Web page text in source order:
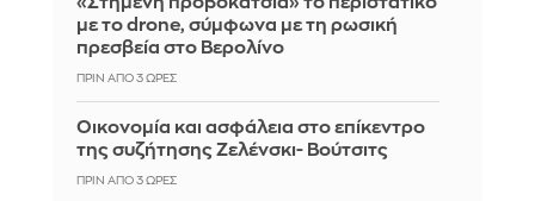
με το drone, σύμφωνα με τη ρωσική
πρεσβεία στο Βερολίνο
ΠΡΙΝ ΑΠΌ 3 ΏΡΕΣ
Οικονομία και ασφάλεια στο επίκεντρο
της συζήτησης Ζελένσκι- Βούτσιτς
ΠΡΙΝ ΑΠΌ 3 ΏΡΕΣ